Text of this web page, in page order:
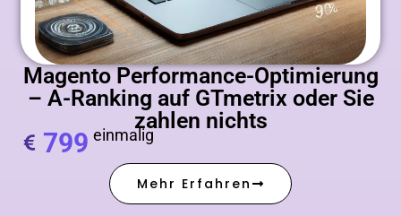
Magento Performance-Optimierung
– A-Ranking auf GTmetrix oder Sie
zahlen nichts
799 einmalig
Mehr Erfahren